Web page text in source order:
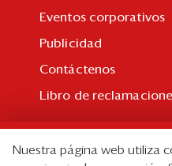
Eventos corporativos
Publicidad
Contáctenos
Libro de
Suscripción individual
Nuestra página web utiliza